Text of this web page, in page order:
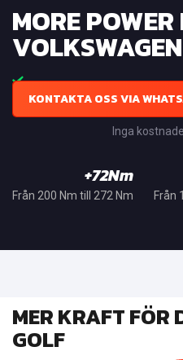
MORE
KONTAKTA OSS VIA
Inga
+72Nm
Från 200 Nm till 272 Nm Från
MER KRAFT FÖR
GOLF